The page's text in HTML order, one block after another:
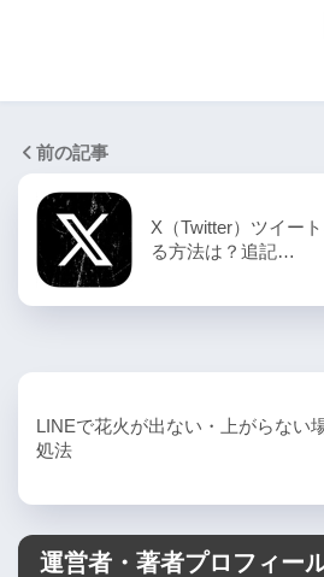
前の記事
X（Twitter）ツイー
る方法は？追記…
LINEで花火が出ない・上がらない
処法
運営者・著者プロフィー